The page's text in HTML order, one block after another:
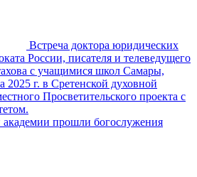
Встреча доктора юридических
России, писателя и телеведущего
с учащимися школ Самары,
2025 г. в Сретенской духовной
Просветительского проекта с
прошли богослужения